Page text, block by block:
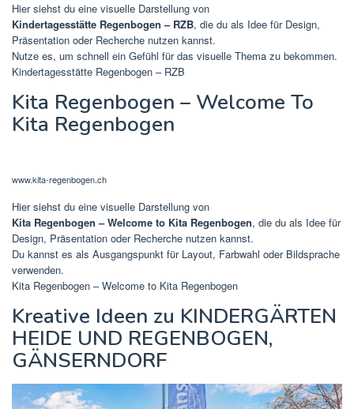
Hier siehst du eine visuelle Darstellung von
Kindertagesstätte Regenbogen – RZB, die du als Idee für Design,
Präsentation oder Recherche nutzen kannst.
Nutze es, um schnell ein Gefühl für das visuelle Thema zu bekommen.
Kindertagesstätte Regenbogen – RZB
Kita Regenbogen – Welcome To
Kita Regenbogen
www.kita-regenbogen.ch
Hier siehst du eine visuelle Darstellung von
Kita Regenbogen – Welcome to Kita Regenbogen, die du als Idee für
Design, Präsentation oder Recherche nutzen kannst.
Du kannst es als Ausgangspunkt für Layout, Farbwahl oder Bildsprache
verwenden.
Kita Regenbogen – Welcome to Kita Regenbogen
Kreative Ideen zu KINDERGÄRTEN
HEIDE UND REGENBOGEN,
GÄNSERNDORF